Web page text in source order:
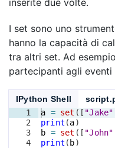
I set sono uno
hanno la capacità di
tra altri set. Ad
partecipanti agli eventi
IPython Shell
1
2
3
4
a = set ([ "Jake"
print (a)
b = set ([ "John"
print ( b)